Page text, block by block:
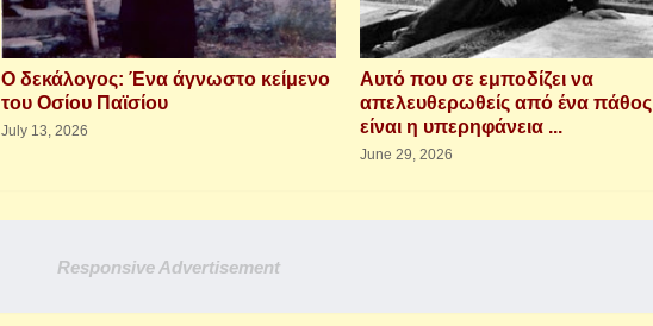
Ο δεκάλογος: Ένα άγνωστο κείμενο
του Οσίου Παϊσίου
July 13, 2026
Αυτό που σε εμποδίζει να
απελευθερωθείς από ένα πάθος
είναι η υπερηφάνεια ...
June 29, 2026
Responsive Advertisement